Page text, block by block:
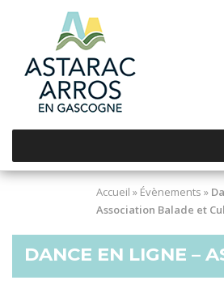
Accueil » Évènements »
Association Balade et
DANCE EN LIGNE –